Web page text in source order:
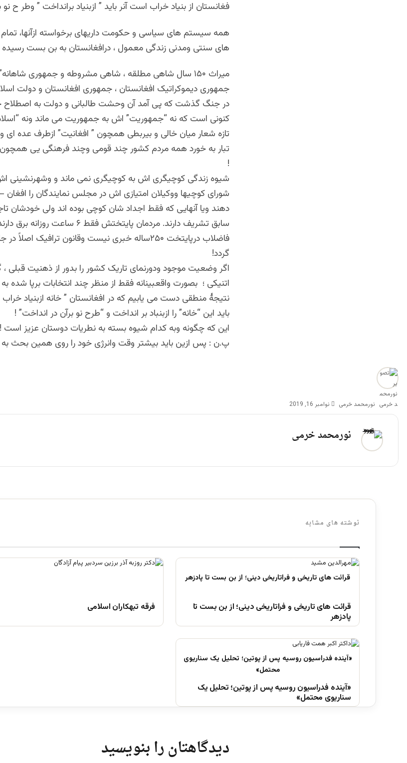
فغانستان از بنیاد خراب است آنر باید ” ازبنیاد برانداخت ” وطر ح
همه سیستم های سیاسی و حکومت داریهای برخواسته ازآنها، تمام
های سنتی ومدنی زندگی معمول ، درافغانستان به بن بست
میراث ۱۵۰ سال شاهی مطلقه ، شاهی مشروطه و جمهوری شاهانه” کدام است ؟؟
جمهوری دیموکراتیک افغانستان ، جمهوری افغانستان و دولت
کنونی است که نه “جمهوریت” اش به جمهوریت می ماند ونه
تازه شعار میان خالی و بیربطی همچون ” افغانیت” ازطرف عده ای
تبار به خورد همه مردم کشور چند قومی وچند فرهنگی یی
!
شیوه زندگی کوچیگری اش به کوچیگری نمی ماند و وشهرنشینی
شورای کوچیها ووکیلان امتیازی اش در مجلس نمایندگان را
دهند ویا آنهایی که فقط اجداد شان کوچی بوده اند ولی خودشان
فاضلاب درپایتخت ۲۵۰ساله خبری نیست وقانون ترافیک
گردد!
اگر وضعیت موجود ودورنمای تاریک کشور را بدور از ذهنیت قبلی
اتنیکی ؛ بصورت واقعبینانه فقط از منظر چند انتخابات برپا شده
نتیجهٔ منطقی دست می یابیم که در افغانستان ” خانه ازبنیاد
باید این “خانه” را ازبنباد بر انداخت و “طرح نو برآن در انداخت” !
این که چگونه وبه کدام شیوه بسته به نطریات دوستان عزیز است !
پ.ن : پس ازین باید بیشتر وقت وانرژی خود را روی همین بحث
نورمحمد خرمی نوامبر 16, 2019
نورمحمد خرمی
نوشته های مشابه
قرائت های تاریخی و فراتاریخی دینی؛ از بن بست تا
پادزهر
فرقه تبهکاران اسلامی
«آینده فدراسیون روسیه پس از پوتین؛ تحلیل یک
سناریوی محتمل»
دیدگاهتان را بنویسید